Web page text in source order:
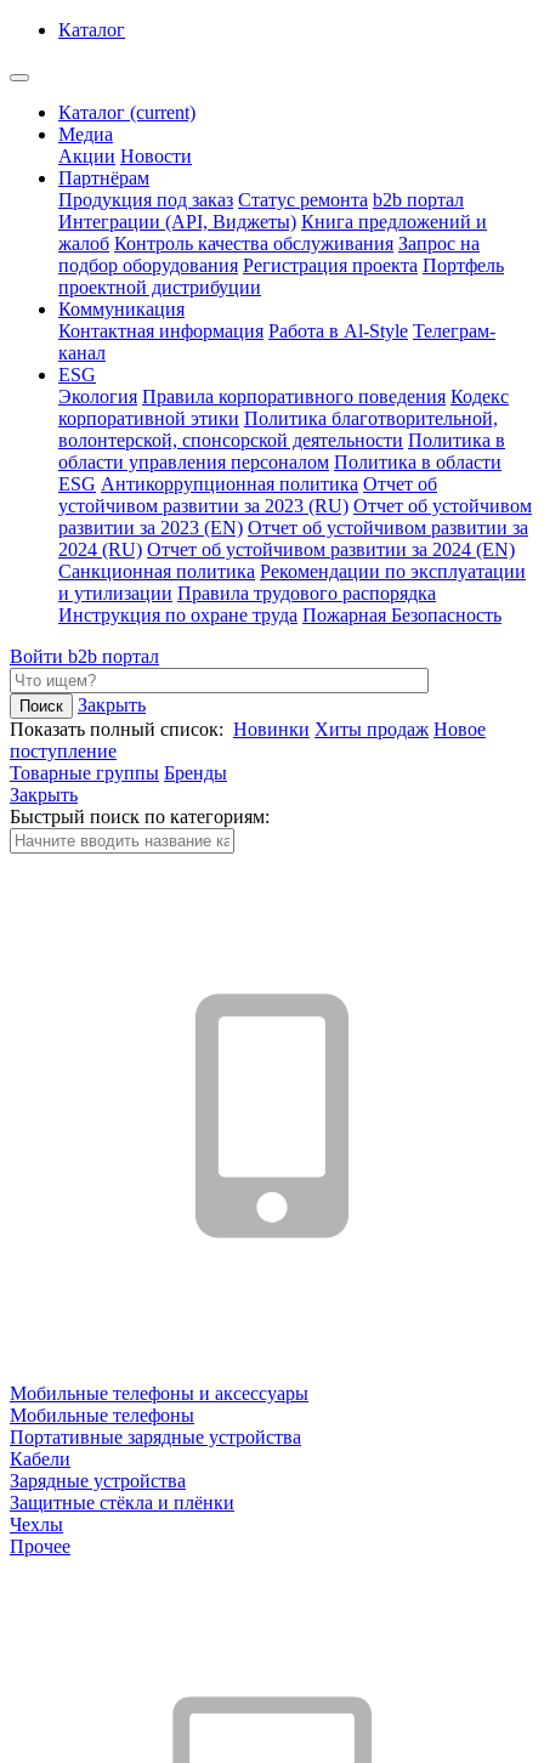
Каталог
Каталог (current)
Медиа
Акции Новости
Партнёрам
Продукция под заказ Статус ремонта b2b портал
Интеграции (API, Виджеты) Книга предложений и
жалоб Контроль качества обслуживания Запрос на
подбор оборудования Регистрация проекта Портфель
проектной дистрибуции
Коммуникация
Контактная информация Работа в Al-Style Телеграм-
канал
ESG
Экология Правила корпоративного поведения Кодекс
корпоративной этики Политика благотворительной,
волонтерской, спонсорской деятельности Политика в
области управления персоналом Политика в области
ESG Антикоррупционная политика Отчет об
устойчивом развитии за 2023 (RU) Отчет об устойчивом
развитии за 2023 (EN) Отчет об устойчивом развитии за
2024 (RU) Отчет об устойчивом развитии за 2024 (EN)
Санкционная политика Рекомендации по эксплуатации
и утилизации Правила трудового распорядка
Инструкция по охране труда Пожарная Безопасность
Войти b2b портал
Закрыть
Показать полный список: Новинки Хиты продаж Новое
поступление
Товарные группы Бренды
Закрыть
Быстрый поиск по категориям:
Мобильные телефоны и аксессуары
Мобильные телефоны
Портативные зарядные устройства
Кабели
Зарядные устройства
Защитные стёкла и плёнки
Чехлы
Прочее